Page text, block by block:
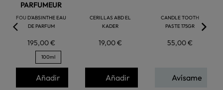
PARFUMEUR
FOU D'ABSINTHE EAU
DE PARFUM
195,00 €
100ml
Añadir
CERILLAS ABD EL
KADER
19,00 €
Añadir
CANDLE TOOTH
PASTE 175GR
55,00 €
Avísame